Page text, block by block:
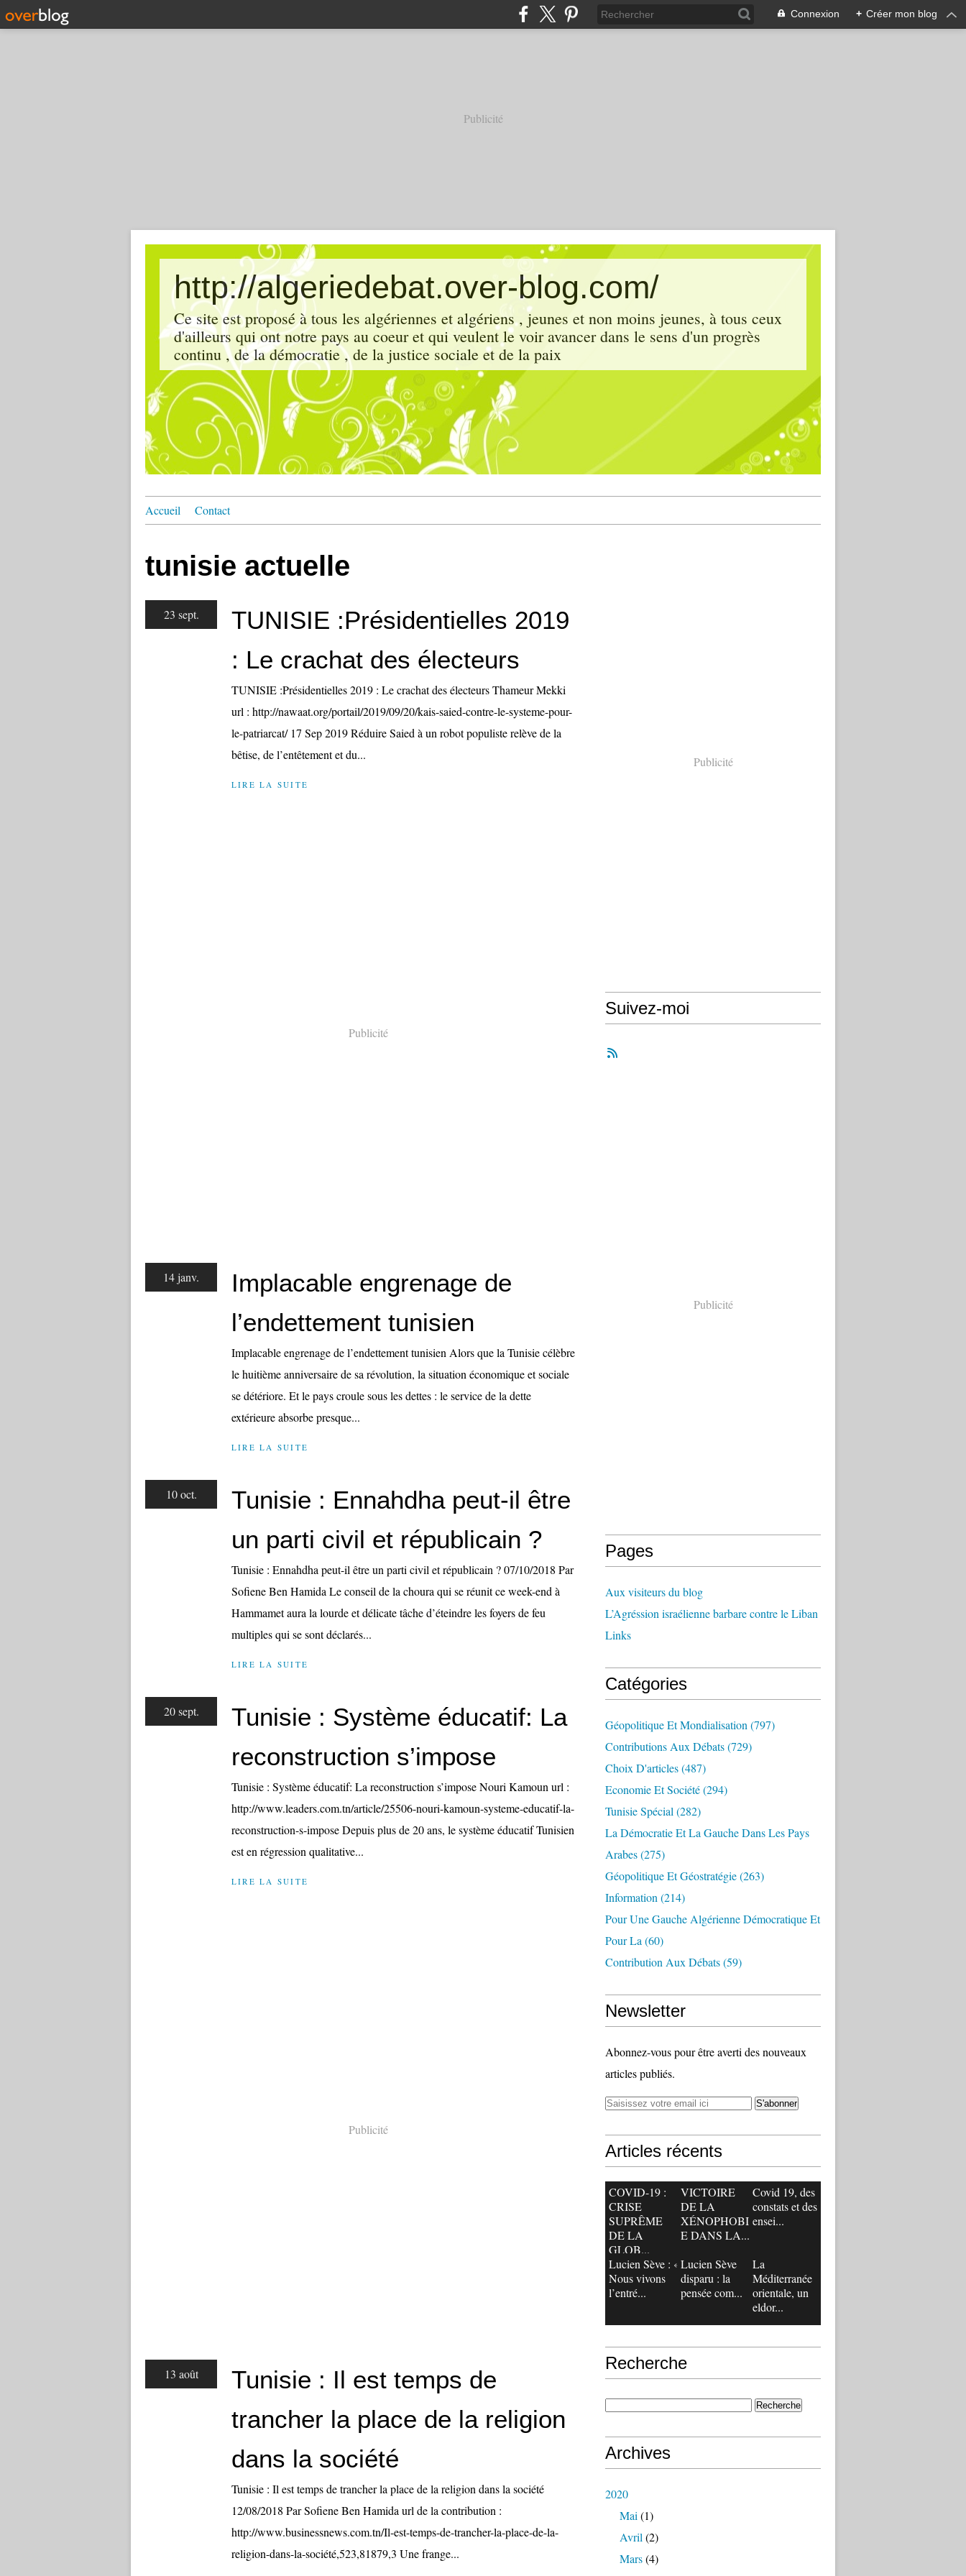
Connexion + Créer mon blog
Publicité
http://algeriedebat.over-blog.com/
Ce site est proposé à tous les algériennes et algériens , jeunes et non moins jeunes, à tous ceux
d'ailleurs qui ont notre pays au coeur et qui veulent le voir avancer dans le sens d'un progrès
continu , de la démocratie , de la justice sociale et de la paix
Accueil Contact
tunisie actuelle
23 sept.
TUNISIE :Présidentielles 2019
: Le crachat des électeurs
TUNISIE :Présidentielles 2019 : Le crachat des électeurs Thameur Mekki
url : http://nawaat.org/portail/2019/09/20/kais-saied-contre-le-systeme-pour-
le-patriarcat/ 17 Sep 2019 Réduire Saied à un robot populiste relève de la
bêtise, de l’entêtement et du...
LIRE LA SUITE
Publicité
14 janv.
Implacable engrenage de
l’endettement tunisien
Implacable engrenage de l’endettement tunisien Alors que la Tunisie célèbre
le huitième anniversaire de sa révolution, la situation économique et sociale
se détériore. Et le pays croule sous les dettes : le service de la dette
extérieure absorbe presque...
LIRE LA SUITE
10 oct.
Tunisie : Ennahdha peut-il être
un parti civil et républicain ?
Tunisie : Ennahdha peut-il être un parti civil et républicain ? 07/10/2018 Par
Sofiene Ben Hamida Le conseil de la choura qui se réunit ce week-end à
Hammamet aura la lourde et délicate tâche d’éteindre les foyers de feu
multiples qui se sont déclarés...
LIRE LA SUITE
20 sept.
Tunisie : Système éducatif: La
reconstruction s’impose
Tunisie : Système éducatif: La reconstruction s’impose Nouri Kamoun url :
http://www.leaders.com.tn/article/25506-nouri-kamoun-systeme-educatif-la-
reconstruction-s-impose Depuis plus de 20 ans, le système éducatif Tunisien
est en régression qualitative...
LIRE LA SUITE
Publicité
13 août
Tunisie : Il est temps de
trancher la place de la religion
dans la société
Tunisie : Il est temps de trancher la place de la religion dans la société
12/08/2018 Par Sofiene Ben Hamida url de la contribution :
http://www.businessnews.com.tn/Il-est-temps-de-trancher-la-place-de-la-
religion-dans-la-société,523,81879,3 Une frange...
Publicité
Suivez-moi
Publicité
Pages
Aux visiteurs du blog
L’Agréssion israélienne barbare contre le Liban
Links
Catégories
Géopolitique Et Mondialisation (797)
Contributions Aux Débats(729)
Choix D'articles(487)
Economie Et Société(294)
Tunisie Spécial (282)
La Démocratie Et La Gauche Dans Les Pays
Arabes(275)
Géopolitique Et Géostratégie(263)
Information (214)
Pour Une Gauche Algérienne Démocratique Et
Pour La (60)
Contribution Aux Débats(59)
Newsletter
Abonnez-vous pour être averti des nouveaux
articles publiés.
Articles récents
COVID-19 :
CRISE
SUPRÊME
DE LA
GLOB...
VICTOIRE
DE LA
XÉNOPHOBI
E DANS LA...
Covid 19, des
constats et des
ensei...
Lucien Sève : «
Nous vivons
l’entré...
Lucien Sève
disparu : la
pensée com...
La
Méditerranée
orientale, un
eldor...
Recherche
Archives
2020
Mai (1)
Avril (2)
Mars(4)